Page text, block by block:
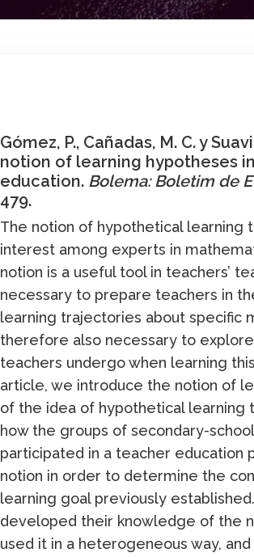
Gómez, P., Cañadas, M. C. y
notion of learning hypotheses
education. Bolema: Boletim de
479.
The notion of hypothetical learning
interest among experts in
notion is a useful tool in teachers’
necessary to prepare teachers in
learning trajectories about specific
therefore also necessary to
teachers undergo when learning
article, we introduce the notion of
of the idea of hypothetical learning
how the groups of secondary-
participated in a teacher education
notion in order to determine the
learning goal previously
developed their knowledge of the
used it in a heterogeneous way,